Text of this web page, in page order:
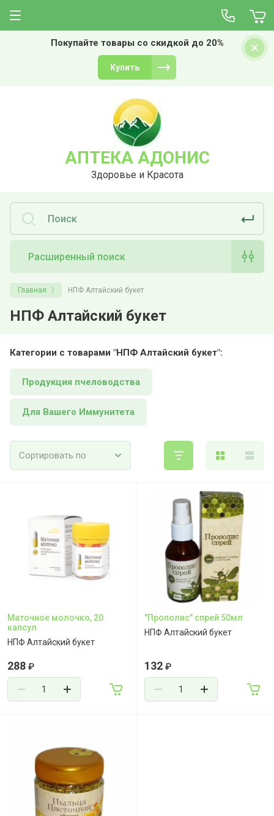
Покупайте товары со скидкой до 20%
Купить
АПТЕКА АДОНИС
Здоровье и Красота
Расширенный поиск
Главная НПФ Алтайский букет
НПФ Алтайский букет
Категории с товарами "НПФ Алтайский букет":
Продукция пчеловодства
Для Вашего Иммунитета
Сортировать по
Маточное молочко, 20
капсул
НПФ Алтайский букет
288 ₽
"Прополис" спрей 50мл
НПФ Алтайский букет
132 ₽